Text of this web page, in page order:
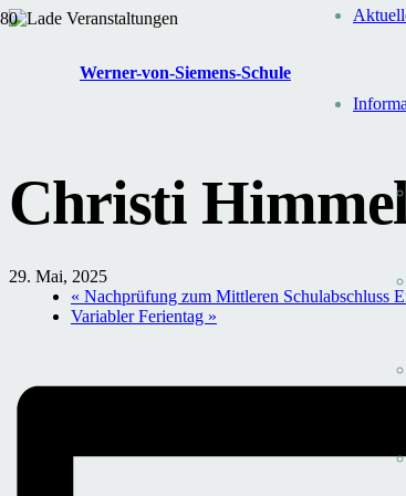
Werner-von-Siemens-Schule
Diese Veranstaltung hat bereits stattgefunden.
Christi
29. Mai, 2025
« Nachprüfung zum Mittleren Schulabschluss
Variabler Ferientag »